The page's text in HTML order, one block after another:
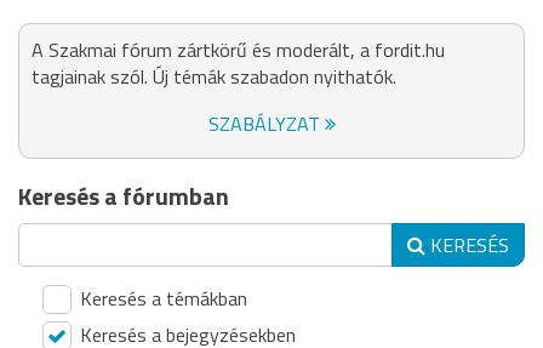
A Szakmai fórum zártkörű és moderált, a fordit.hu
tagjainak szól. Új témák szabadon nyithatók.
SZABÁLYZAT
Keresés a fórumban
KERESÉS
Keresés a témákban
Keresés a bejegyzésekben